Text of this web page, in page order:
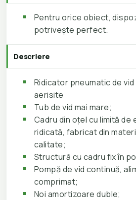
Pentru orice obiect,
potrivește perfect.
Descriere
Ridicator pneumatic de
aerisite
Tub de vid mai mare;
Cadru din oțel cu limită de
ridicată, fabricat din
calitate;
Structură cu cadru fix în
Pompă de vid continuă,
comprimat;
Noi amortizoare duble;